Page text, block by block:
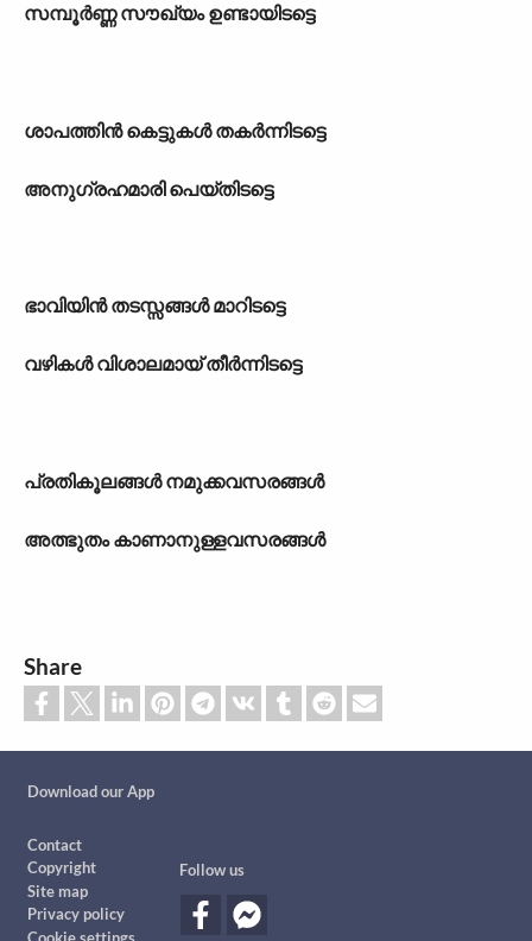
സമ്പൂര്‍ണ്ണ സൗഖ‍്യം ഉണ്ടായിടട്ടെ
ശാപത്തിന്‍ കെട്ടുകള്‍ തകര്‍ന്നിടട്ടെ
അനുഗ്രഹമാരി പെയ്തിടട്ടെ
ഭാവിയിന്‍ തടസ്സങ്ങള്‍ മാറിടട്ടെ
വഴികള്‍ വിശാലമായ് തീര്‍ന്നിടട്ടെ
പ്രതികൂലങ്ങള്‍ നമുക്കവസരങ്ങള്‍
അത്ഭുതം കാണാനുള്ളവസരങ്ങള്‍
Share
Download our App
Contact
Copyright
Site map
Privacy policy
Follow us